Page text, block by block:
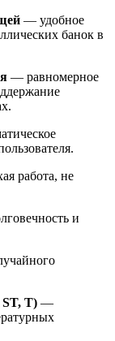
— удобное
банок в
— равномерное
работа, не
и
T) —